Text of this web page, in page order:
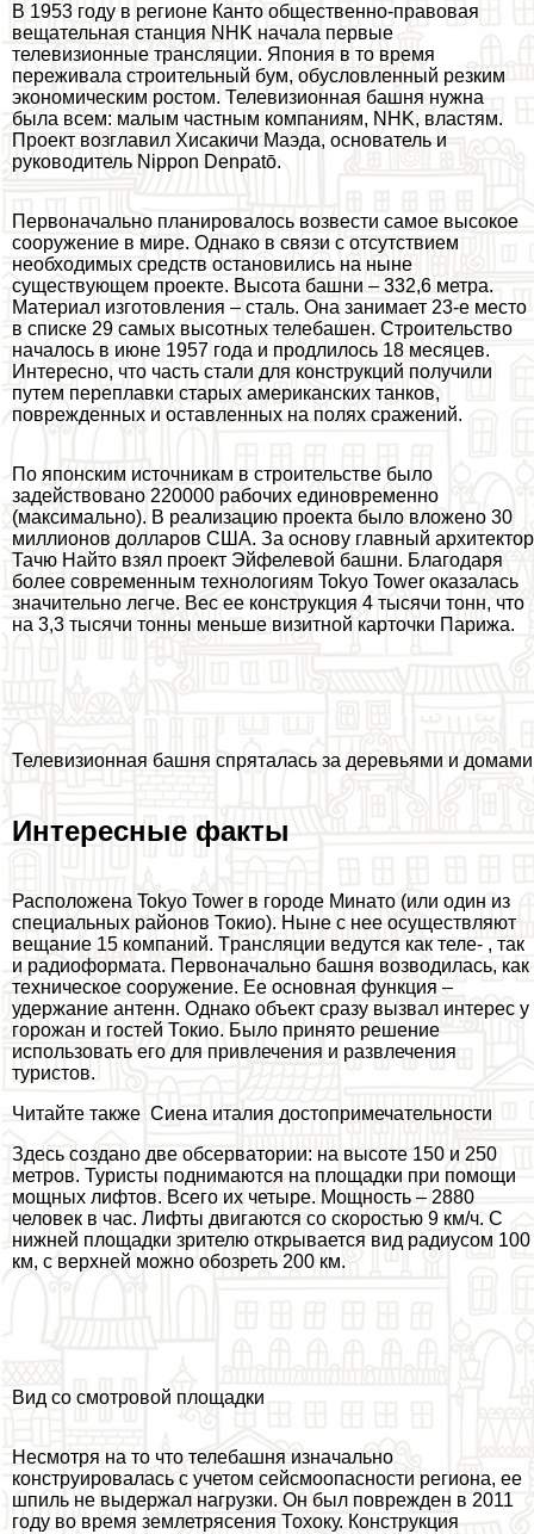
В 1953 году в регионе Канто общественно-правовая
вещательная станция NHK начала первые
телевизионные трaнcляции. Япония в то время
переживала строительный бум, обусловленный резким
экономическим ростом. Телевизионная башня нужна
была всем: малым частным компаниям, NHK, властям.
Проект возглавил Хисакичи Маэда, основатель и
руководитель Nippon Denpatō.
Первоначально планировалось возвести самое высокое
сооружение в мире. Однако в связи с отсутствием
необходимых средств остановились на ныне
существующем проекте. Высота башни – 332,6 метра.
Материал изготовления – сталь. Она занимает 23-е место
в списке 29 самых высотных телeбашен. Строительство
началось в июне 1957 года и продлилось 18 месяцев.
Интересно, что часть стали для конструкций получили
путем переплавки старых американских танков,
поврежденных и оставленных на полях сражений.
По японским источникам в строительстве было
задействовано 220000 рабочих единовременно
(максимально). В реализацию проекта было вложено 30
миллионов долларов США. За основу главный архитектор
Тачю Найто взял проект Эйфелевой башни. Благодаря
более современным технологиям Tokyo Tower оказалась
значительно легче. Вес ее конструкция 4 тысячи тонн, что
на 3,3 тысячи тонны меньше визитной карточки Парижа.
Телевизионная башня спряталась за деревьями и домами
Интересные факты
Расположена Tokyo Tower в городе Минато (или один из
специальных районов Токио). Ныне с нее осуществляют
вещание 15 компаний. Tрaнcляции ведутся как теле- , так
и радиоформата. Первоначально башня возводилась, как
техническое сооружение. Ее основная функция –
удержание антенн. Однако объект сразу вызвал интерес у
горожан и гостей Токио. Было принято решение
использовать его для привлечения и развлечения
туристов.
Читайте также Сиена италия достопримечательности
Здесь создано две обсерватории: на высоте 150 и 250
метров. Туристы поднимаются на площадки при помощи
мощных лифтов. Всего их четыре. Мощность – 2880
человек в час. Лифты двигаются со скоростью 9 км/ч. С
нижней площадки зрителю открывается вид радиусом 100
км, с верхней можно обозреть 200 км.
Вид со смотровой площадки
Несмотря на то что телeбашня изначально
конструировалась с учетом сейсмоопасности региона, ее
шпиль не выдержал нагрузки. Он был поврежден в 2011
году во время землетрясения Тохоку. Конструкция